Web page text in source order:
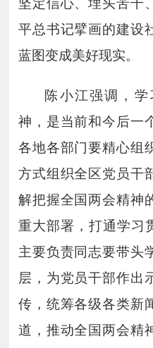
坚定信心、埋头苦干
平总书记擘画的建设
蓝图变成美好现实。
陈小江强调，
神，是当前和今后一
各地各部门要精心组
方式组织全区党员干
解把握全国两会精神
重大部署，打通学习
主要负责同志要带头
层，为党员干部作出
传，统筹各级各类新
道，推动全国两会精